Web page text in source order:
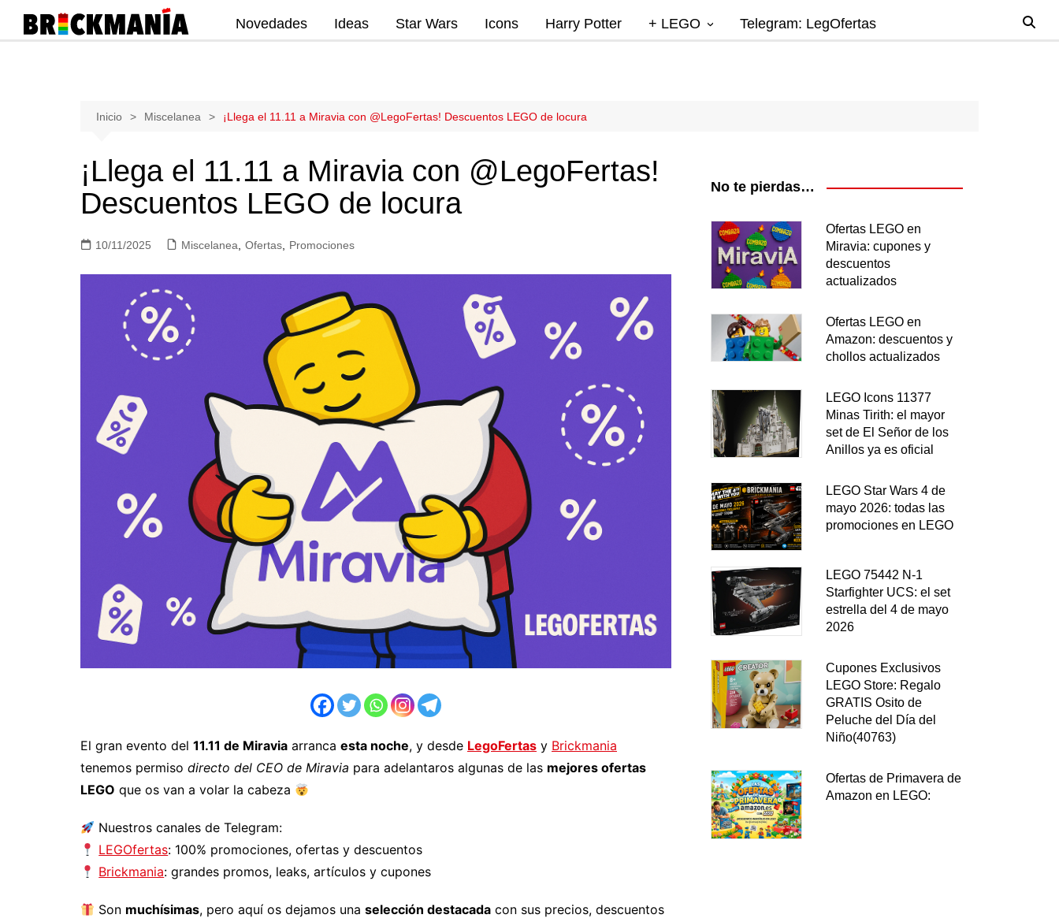
Creator.
Novedades Ideas Star Wars Icons Harry Potter + LEGO
Lego Ninjago
Promociones
Telegram: LegOfertas
Inicio Miscelanea ¡Llega el 11.11 a Miravia con @LegoFertas! Descuentos LEGO de locura
¡Llega el 11.11 a Miravia con @LegoFertas!
Descuentos LEGO de locura
10/11/2025 Miscelanea Ofertas Promociones
El gran evento del 11.11 de Miravia arranca esta noche, y desde LegoFertas y Brickmania
tenemos permiso directo del CEO de Miravia para adelantaros algunas de las mejores ofertas
LEGO que os van a volar la cabeza
Nuestros canales de Telegram:
LEGOfertas: 100% promociones, ofertas y descuentos
Brickmania: grandes promos, leaks, artículos y cupones
Son muchísimas, pero aquí os dejamos unaselección destacada con sus precios, descuentos
No te pierdas…
Ofertas LEGO en
Miravia: cupones y
descuentos
actualizados
Ofertas LEGO en
Amazon: descuentos y
chollos actualizados
LEGO Icons 11377
Minas Tirith: el mayor
set de El Señor de los
Anillos ya es oficial
LEGO Star Wars 4 de
mayo 2026: todas las
promociones en LEGO
LEGO 75442 N-1
Starfighter UCS: el set
estrella del 4 de mayo
2026
Cupones Exclusivos
LEGO Store: Regalo
GRATIS Osito de
Peluche del Día del
Niño(40763)
Ofertas de Primavera de
Amazon en LEGO: